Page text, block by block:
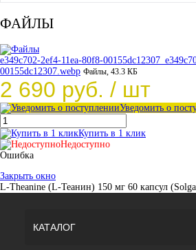
ФАЙЛЫ
e349c702-2ef4-11ea-80f8-
00155dc12307.webp Файлы, 43.3 КБ
2 690 руб. / шт
Уведомить о
Купить в 1 клик
Недоступно
Ошибка
Закрыть окно
L-Theanine (L-Теанин) 150 мг 60 капсул
КАТАЛОГ